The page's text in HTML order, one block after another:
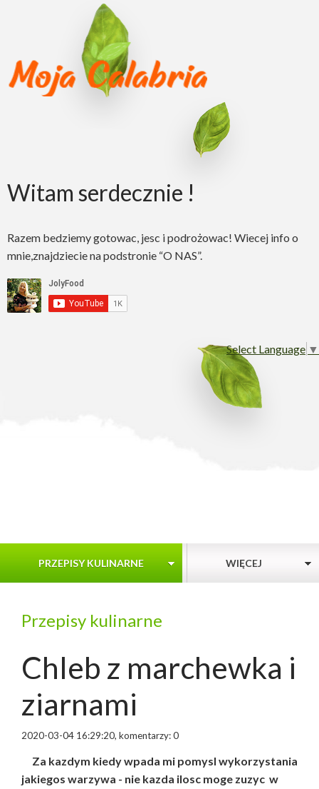
Witam serdecznie !
Razem bedziemy gotowac, jesc i podrożowac! Wiecej info o
mnie,znajdziecie na podstronie “O NAS”.
Select Language ▼
PRZEPISY KULINARNE WIĘCEJ
Przepisy kulinarne
Chleb z marchewka i
ziarnami
2020-03-04 16:29:20, komentarzy: 0
Za kazdym kiedy wpada mi pomysl wykorzystania
jakiegos warzywa - nie kazda ilosc moge zuzyc w